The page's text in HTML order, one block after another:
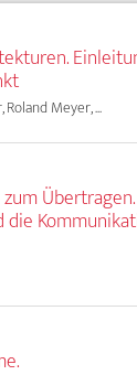
Meyer, ...
Übertragen.